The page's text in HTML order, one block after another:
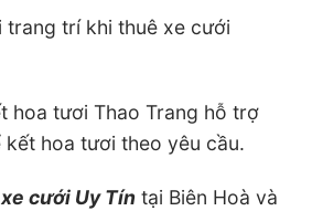
trí khi thuê xe cưới
hoa tươi Thao Trang hỗ trợ
kết hoa tươi theo yêu cầu.
cưới Uy Tín tại Biên Hoà và